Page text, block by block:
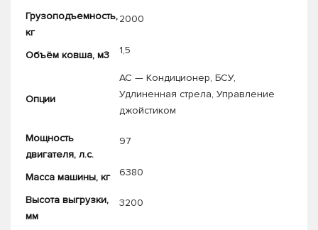
Грузоподъемность,
кг
2000
Объём ковша, м3 1,5
Опции
AC — Кондиционер, БСУ,
Удлиненная стрела, Управление
джойстиком
Мощность
двигателя, л.с.
97
Масса машины, кг 6380
Высота выгрузки,
мм
3200